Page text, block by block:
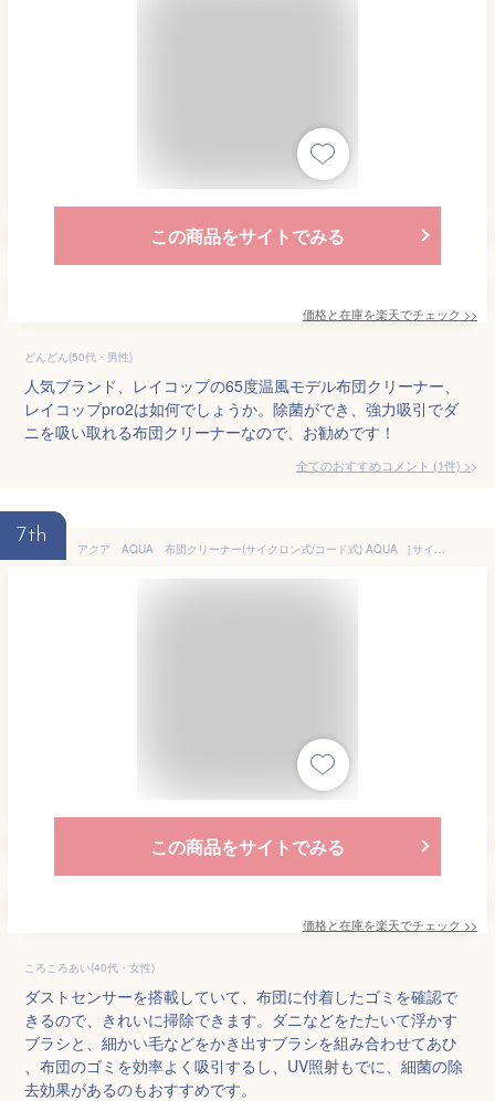
この商品をサイトでみる
価格と在庫を楽天でチェック >>
どんどん(50代・男性)
人気ブランド、レイコップの65度温風モデル布団クリーナー、
レイコップpro2は如何でしょうか。除菌ができ、強力吸引でダ
ニを吸い取れる布団クリーナーなので、お勧めです！
全てのおすすめコメント (1件) >
7th
アクア AQUA 布団クリーナー(サイクロン式/コード式) AQUA ［サイクロン式 /コード式］ パールホワイト AQC-FT10R-W
この商品をサイトでみる
価格と在庫を楽天でチェック >>
ころころあい(40代・女性)
ダストセンサーを搭載していて、布団に付着したゴミを確認で
きるので、きれいに掃除できます。ダニなどをたたいて浮かす
ブラシと、細かい毛などをかき出すブラシを組み合わせてあひ
、布団のゴミを効率よく吸引するし、UV照射もでに、細菌の除
去効果があるのもおすすめです。